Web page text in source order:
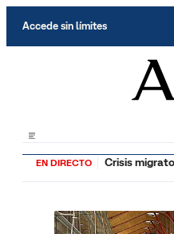
Accede sin límites
EN DIRECTO Crisis